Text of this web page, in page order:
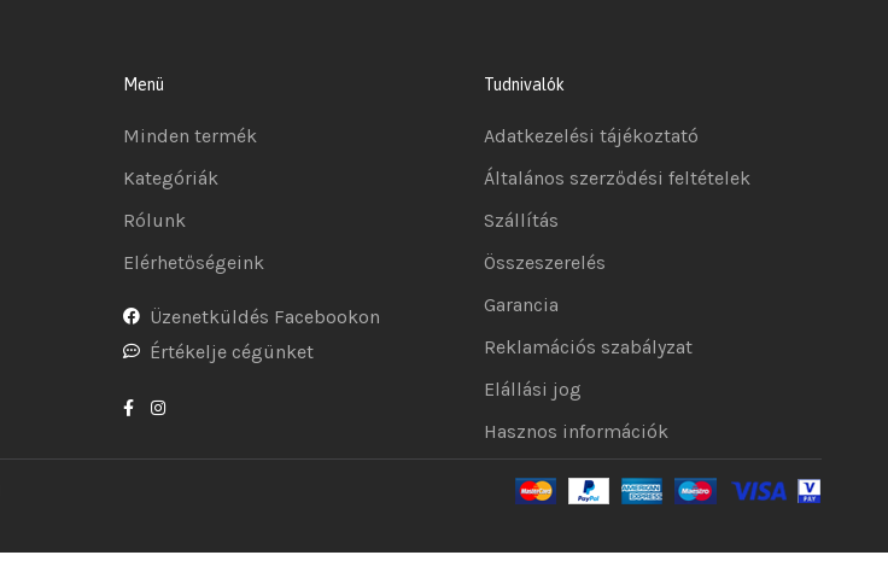
Menü
Minden termék
Kategóriák
Rólunk
Elérhetőségeink
Üzenetküldés Facebookon
Értékelje cégünket
Tudnivalók
Adatkezelési tájékoztató
Általános szerződési feltételek
Szállítás
Összeszerelés
Garancia
Reklamációs szabályzat
Elállási jog
Hasznos információk